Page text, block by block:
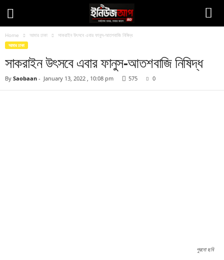
Home আমার ঢাকা সাকরাইন উৎসবে এবার ফানুস-আতশবাজি নিষিদ্ধ
আমার ঢাকা
সাকরাইন উৎসবে এবার ফানুস-আতশবাজি নিষিদ্ধ
By Saobaan - January 13, 2022 , 10:08 pm 575 0
পুরনো ছবি